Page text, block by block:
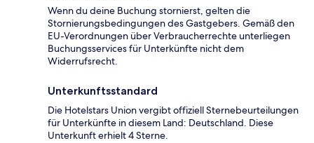
Wenn du deine Buchung stornierst, gelten die
Stornierungsbedingungen des Gastgebers. Gemäß den
EU-Verordnungen über Verbraucherrechte unterliegen
Buchungsservices für Unterkünfte nicht dem
Widerrufsrecht.
Unterkunftsstandard
Die Hotelstars Union vergibt offiziell Sternebeurteilungen
für Unterkünfte in diesem Land: Deutschland. Diese
Unterkunft erhielt 4 Sterne.